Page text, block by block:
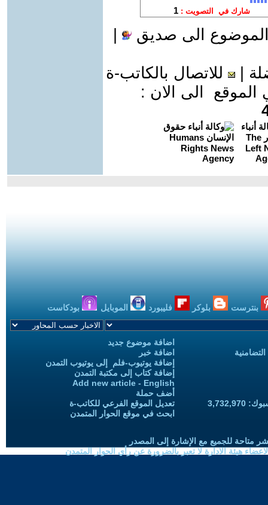
الى صديق
للاتصال بالكاتب-ة
الى الان :
بنترست بلوكر فليبورد الموبايل بودكاست
اضافة موضوع جديد
اضافة خبر
إضافة يوتيوب-فلم إلى يوتيوب التمدن
إضافة كتاب إلى مكتبة التمدن
Add new article - English
أضف حملة
تعديل الموقع الفرعي للكاتب-ة
ابحث في موقع الحوار المتمدن
متاحة للجميع مع الإشارة إلى المصدر
هيئة الادارة لا تعبر بالضرورة عن رأي الحوار المتمدن